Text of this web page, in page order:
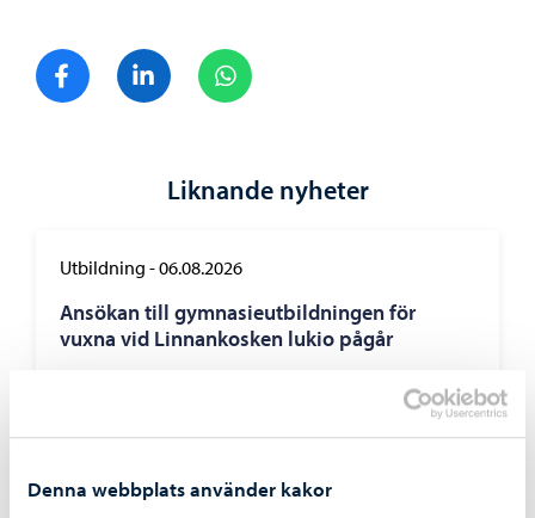
Denna webbplats använder kakor
Dela på FacebookDela på LinkedIn
Liknande nyheter
Utbildning -06.08.2026
Ansökan till gymnasieutbildningen för
vuxna vid Linnankosken lukio pågår
Boende och miljö-05.08.2026